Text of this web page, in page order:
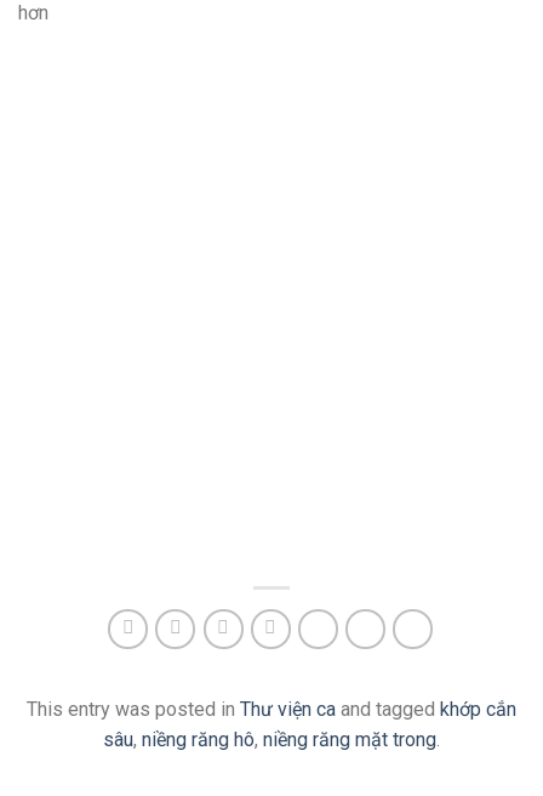
hơn
This entry was posted in Thư viện ca and tagged khớp cắn
sâu, niềng răng hô, niềng răng mặt trong.